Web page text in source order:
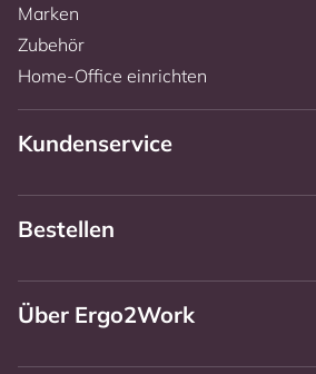
Marken
Zubehör
Home-Office einrichten
Kundenservice
Bestellen
Über Ergo2Work